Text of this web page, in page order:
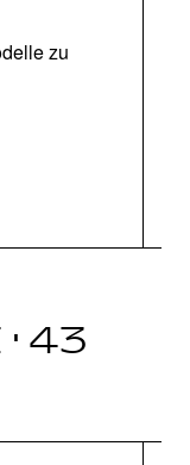
zu
· 43